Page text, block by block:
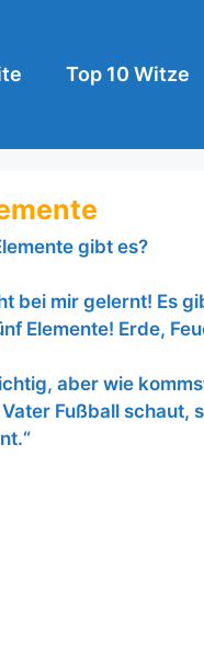
Top 10 Witze
gibt es?
bei mir gelernt! Es
Elemente! Erde,
aber wie
Fußball schaut,